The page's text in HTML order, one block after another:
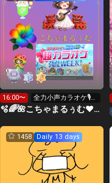
16:00〜
全力小声カラオケ🎙️1
wで333曲目標🎶✨️
🫧🌈🌺こちゃまるぅむ❤☀️🪕育児中️🪄7周年🫧
1458 Daily 13 days